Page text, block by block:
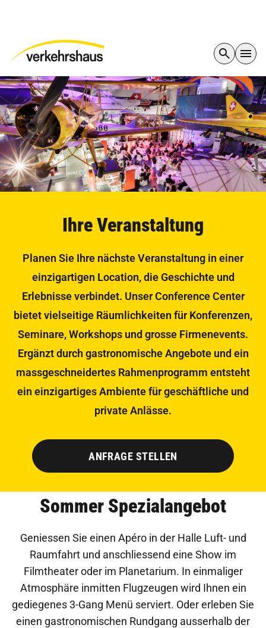
Ihre Veranstaltung
Planen Sie Ihre nächste Veranstaltung in einer
einzigartigen Location, die Geschichte und
Erlebnisse verbindet. Unser Conference Center
bietet vielseitige Räumlichkeiten für Konferenzen,
Seminare, Workshops und grosse Firmenevents.
Ergänzt durch gastronomische Angebote und ein
massgeschneidertes Rahmenprogramm entsteht
ein einzigartiges Ambiente für geschäftliche und
private Anlässe.
ANFRAGE STELLEN
Sommer Spezialangebot
Geniessen Sie einen Apéro in der Halle Luft- und
Raumfahrt und anschliessend eine Show im
Filmtheater oder im Planetarium. In einmaliger
Atmosphäre inmitten Flugzeugen wird Ihnen ein
gediegenes 3-Gang Menü serviert. Oder erleben Sie
einen gastronomischen Rundgang ausserhalb der